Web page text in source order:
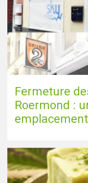
Fermeture
Roermond :